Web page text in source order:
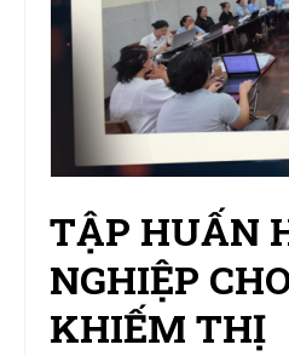
TẬP HUẤN
NGHIỆP
KHIẾM THỊ